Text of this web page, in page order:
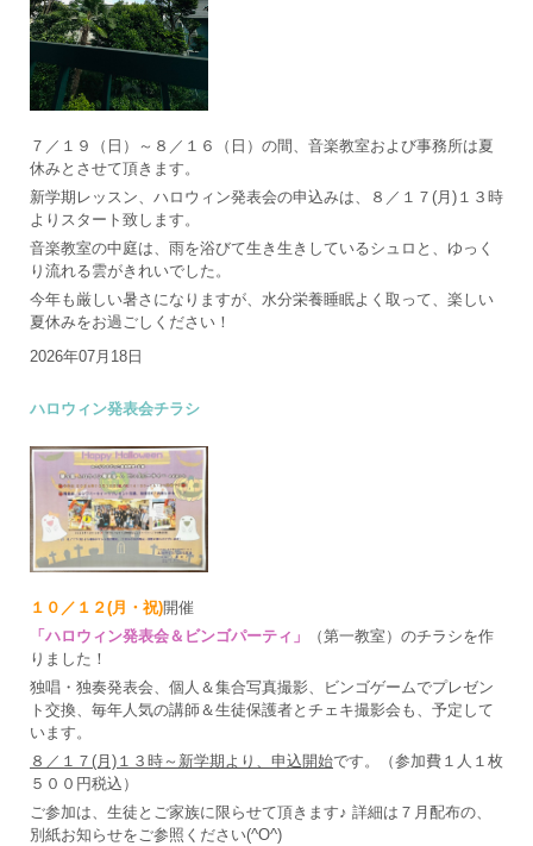
７／１９（日）～８／１６（日）の間、音楽教室および事務所は夏
休みとさせて頂きます。
新学期レッスン、ハロウィン発表会の申込みは、８／１７(月)１３時
よりスタート致します。
音楽教室の中庭は、雨を浴びて生き生きしているシュロと、ゆっく
り流れる雲がきれいでした。
今年も厳しい暑さになりますが、水分栄養睡眠よく取って、楽しい
夏休みをお過ごしください！
2026年07月18日
ハロウィン発表会チラシ
１０／１２(月・祝)開催
「ハロウィン発表会＆ビンゴパーティ」
（第一教室）のチラシを作
りました！
独唱・独奏発表会、個人＆集合写真撮影、ビンゴゲームでプレゼン
ト交換、毎年人気の講師＆生徒保護者とチェキ撮影会も、予定して
います。
８／１７(月)１３時～新学期より、申込開始です。（参加費１人１枚
５００円税込）
ご参加は、生徒とご家族に限らせて頂きます♪ 詳細は７月配布の、
別紙お知らせをご参照ください(^O^)